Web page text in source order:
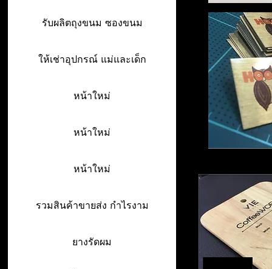
รับผลิตถุงขนม ซองขนม
ให้เช่าอุปกรณ์ แม่และเด็ก
หน้าใหม่
หน้าใหม่
หน้าใหม่
รวมสินค้าขายส่ง กำไรงาม
ยางรัดผม